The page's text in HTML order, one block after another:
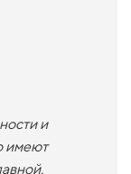
и
имеют